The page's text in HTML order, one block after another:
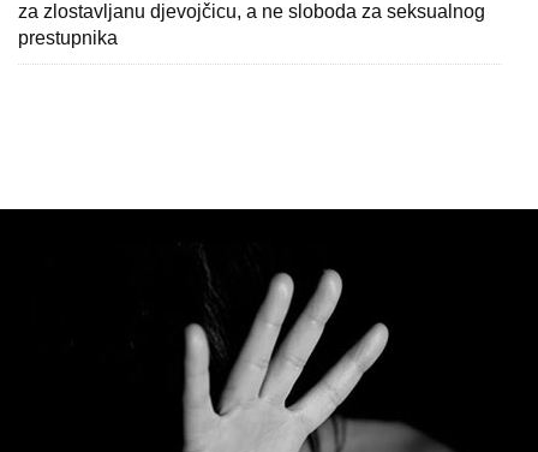
za zlostavljanu djevojčicu, a ne sloboda za seksualnog
prestupnika